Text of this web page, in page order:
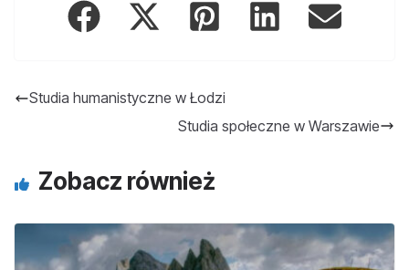
Studia humanistyczne w Łodzi
Studia społeczne w Warszawie
Zobacz również